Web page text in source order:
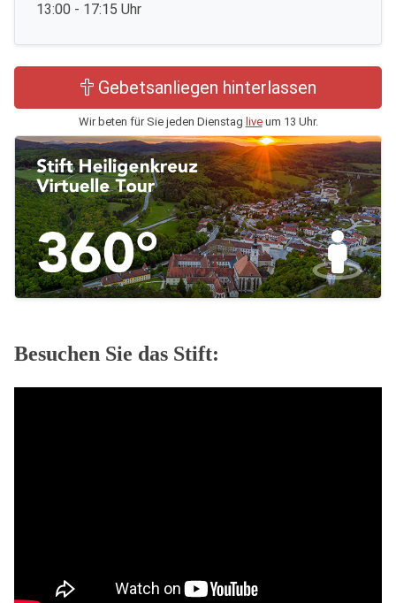
13:00 - 17:15 Uhr
Gebetsanliegen hinterlassen
Wir beten für Sie jeden Dienstag liveum 13 Uhr.
Besuchen Sie das Stift: